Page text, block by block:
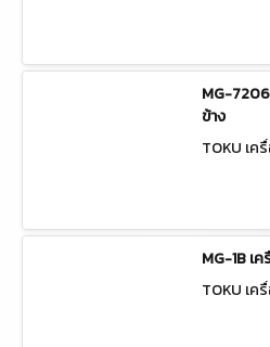
MG-
ข้าง
TOKU เค
MG-1B เ
TOKU เค